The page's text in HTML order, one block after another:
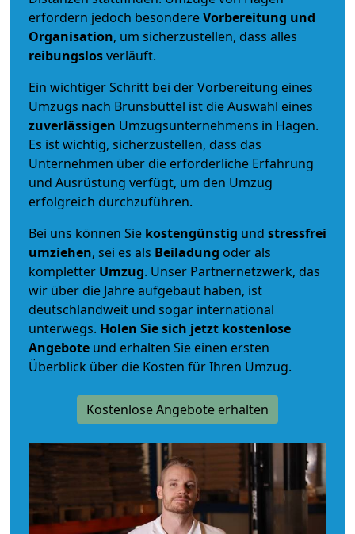
erfordern jedoch besondereVorbereitung und
Organisation, um sicherzustellen, dass alles
reibungslosverläuft.
Ein wichtiger Schritt bei der Vorbereitung eines
Umzugs nach Brunsbüttel ist die Auswahl eines
zuverlässigen Umzugsunternehmens in Hagen.
Es ist wichtig, sicherzustellen, dass das
Unternehmen über die erforderliche Erfahrung
und Ausrüstung verfügt, um den Umzug
erfolgreich durchzuführen.
Bei uns können Sie kostengünstig und stressfrei
umziehen, sei es als Beiladung oder als
kompletter Umzug. Unser Partnernetzwerk, das
wir über die Jahre aufgebaut haben, ist
deutschlandweit und sogar international
unterwegs. Holen Sie sich jetzt kostenlose
Angebote und erhalten Sie einen ersten
Überblick über die Kosten für Ihren Umzug.
Kostenlose Angebote erhalten